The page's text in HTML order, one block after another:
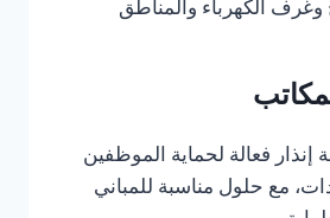
الكهرباء والمناطق
فعالة لحماية الموظفين
مع حلول مناسبة للمباني